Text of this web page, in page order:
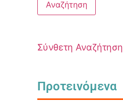
Σύνθετη Αναζήτηση
Προτεινόμενα